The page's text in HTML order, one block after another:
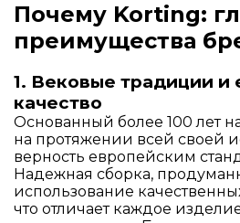
Почему Korting:
преимущества
1. Вековые традиции и
качество
Основанный более 100 лет
на протяжении всей своей
верность европейским
Надежная сборка,
использование
что отличает каждое